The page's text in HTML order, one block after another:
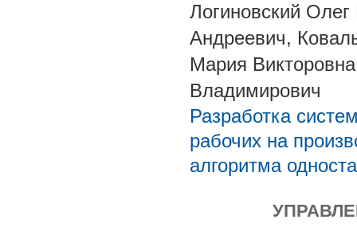
Логиновский
Андреевич,
Мария
Владимирович
Разработка
рабочих на
алгоритма